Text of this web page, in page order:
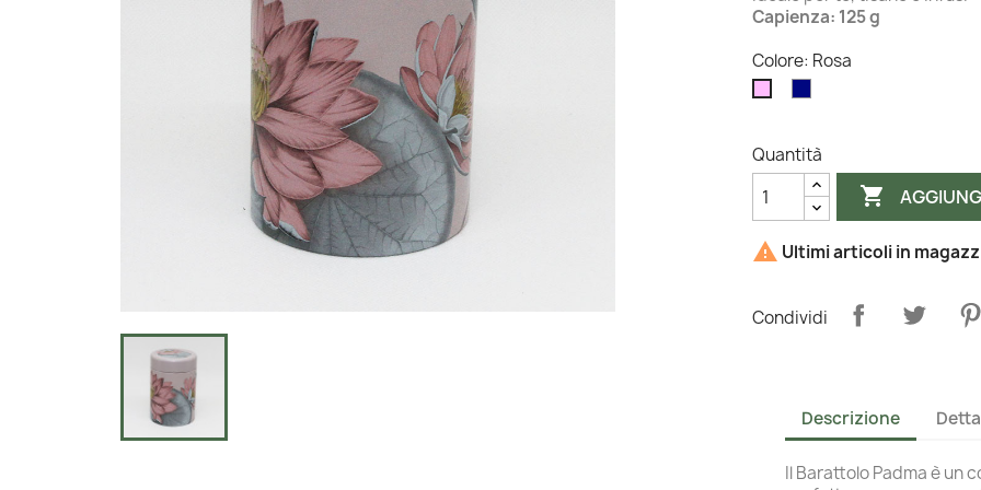
Capienza: 125 g
Colore: Rosa
Quantità

 Ultimi articoli in
Condividi
Descrizione
Il Barattolo Padma è un